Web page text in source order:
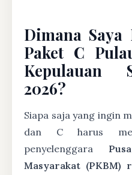
Dimana
Paket C
Kepulauan
2026?
Siapa saja yang ingin
dan C harus
penyelenggara
Masyarakat (PKBM)